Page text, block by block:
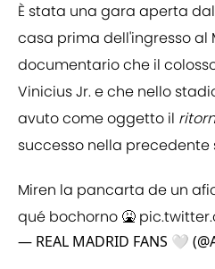
È stata una gara aperta
casa prima dell'ingresso al
documentario che il
Vinicius Jr. e che nello
avuto come oggetto il
successo nella precedente
Miren la pancarta de un
qué bochorno 🤮
— REAL MADRID FANS 🤍